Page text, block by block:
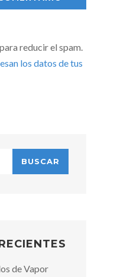
reducir el spam.
los datos de tus
de Vapor